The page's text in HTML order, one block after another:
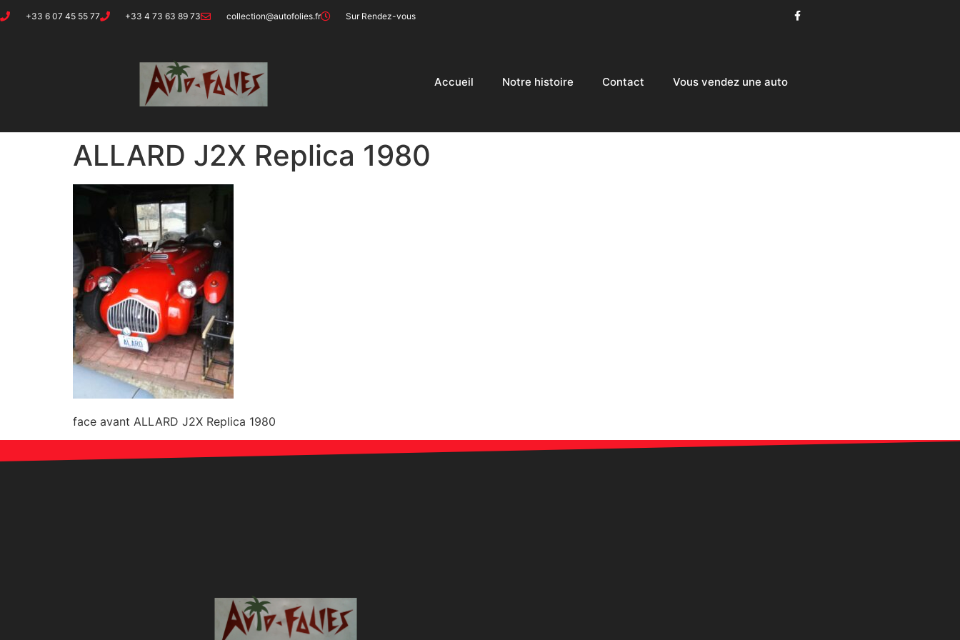
+33 6 07 45 55 77 +33 4 73 63 89 73 collection@autofolies.fr Sur Rendez-vous
Accueil Notre histoire Contact Vous vendez une auto
ALLARD J2X Replica 1980
face avant ALLARD J2X Replica 1980